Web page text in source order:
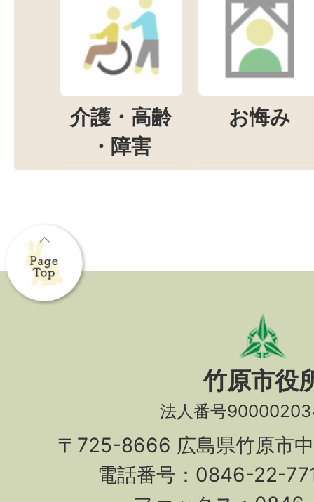
介護・高齢
・障害
お悔み
竹原市役
法人番号
〒725-8666 広島県竹原市
電話番号：0846-22-